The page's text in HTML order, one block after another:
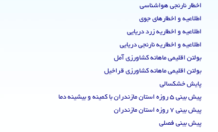
اخطار نارنجی هواشناسی
اطلاعیه و اخطارهای جوی
اطلاعیه و اخطاریه زرد دریایی
اطلاعیه و اخطاریه نارنجی دریایی
بولتن اقلیمی ماهانه کشاورزی آمل
بولتن اقلیمی ماهانه کشاورزی قراخیل
پایش خشکسالی
پیش بینی 5 روزه استان مازندران با کمینه و بیشینه دما
پیش بینی 7 روزه استان مازندران
پیش بینی فصلی